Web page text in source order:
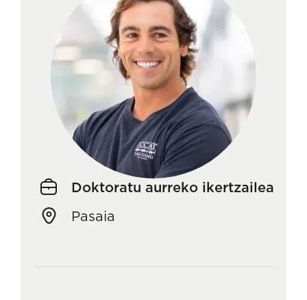
Doktoratu aurreko ikertzailea
Pasaia